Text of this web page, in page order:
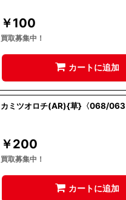
￥100
買取募集中！
カートに追加
カミツオロチ(AR){草}〈068/
￥200
買取募集中！
カートに追加